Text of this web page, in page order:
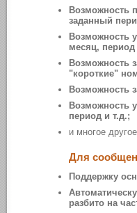
Возможность
заданный
Возможность
месяц, период
Возможность
"короткие"
Возможность
Возможность
период и т.д.;
и многое
Для
Поддержку
разбито на